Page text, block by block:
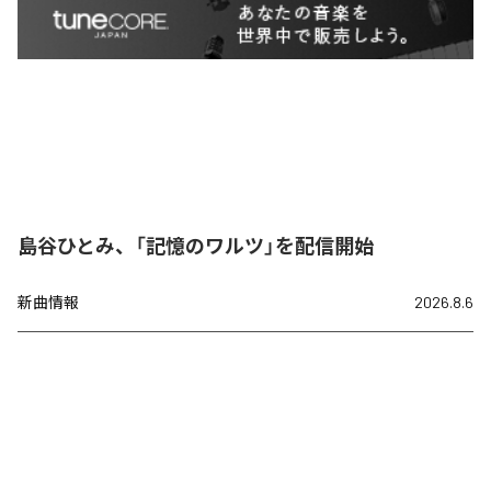
島谷ひとみ、「記憶のワルツ」を配信開始
新曲情報 2026.8.6